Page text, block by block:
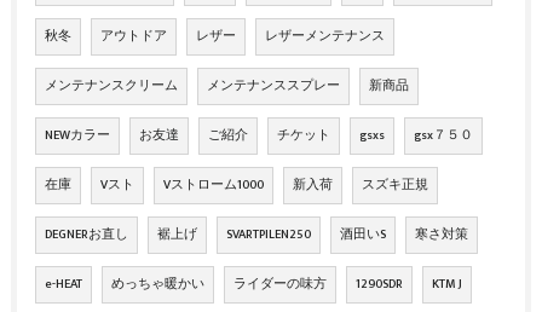
秋冬 アウトドア レザー レザーメンテナンス
メンテナンスクリーム メンテナンススプレー 新商品
NEWカラー お友達 ご紹介 チケット gsxs gsx７５０
在庫 Vスト Vストローム1000 新入荷 スズキ正規
DEGNERお直し 裾上げ SVARTPILEN250 酒田いS 寒さ対策
e-HEAT めっちゃ暖かい ライダーの味方 1290SDR KTM J